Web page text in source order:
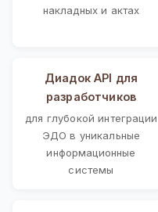
накладных и актах
Диадок API для
разработчиков
для глубокой интеграции
ЭДО в уникальные
информационные
системы